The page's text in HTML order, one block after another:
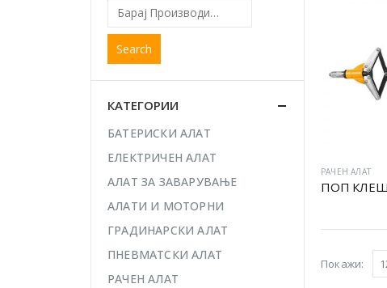
РАЧЕН АЛАТ
Покажи:
Search
КАТЕГОРИИ
БАТЕРИСКИ АЛАТ
ЕЛЕКТРИЧЕН АЛАТ
АЛАТ ЗА ЗАВАРУВАЊЕ
АЛАТИ И МОТОРНИ
ГРАДИНАРСКИ АЛАТ
ПНЕВМАТСКИ АЛАТ
РАЧЕН АЛАТ